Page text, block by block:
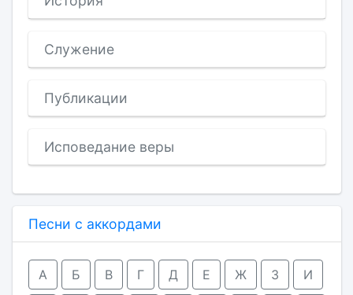
Служение
Публикации
Исповедание веры
Песни с аккордами
А Б В Г Д Е Ж З И